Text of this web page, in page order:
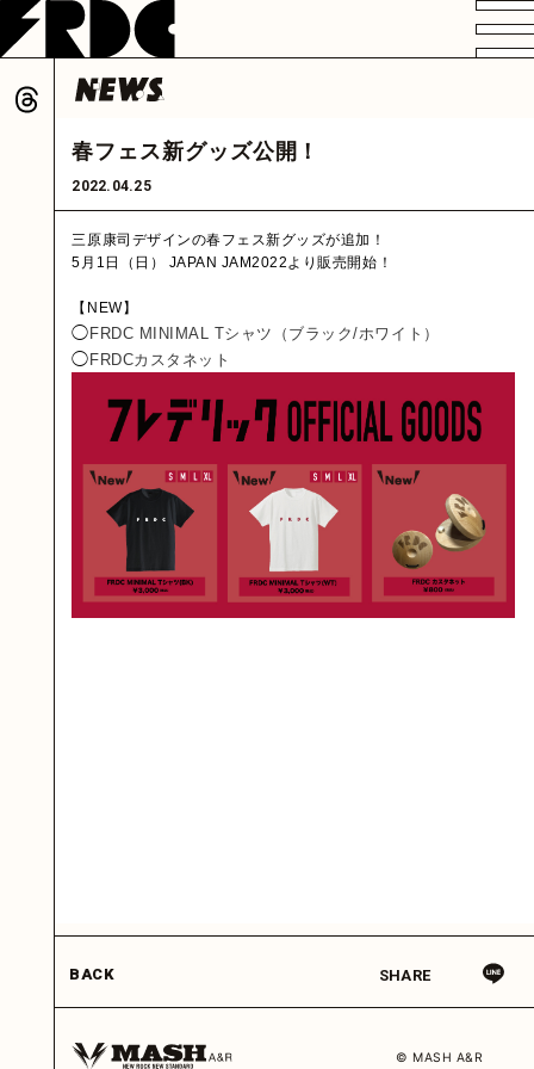
VIDEO
DISCOGRAPHY
GOODS FAN CLUB
HOME
春フェス新グッズ公開！
2022.04.25
三原康司デザインの春フェス新グッズが追加！
5月1日（日） JAPAN JAM2022より販売開始！
【NEW】
◯FRDC MINIMAL Tシャツ（ブラック/ホワイト）
◯FRDCカスタネット
BACK SHARE
© MASH A&R